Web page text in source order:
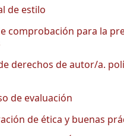
de estilo
comprobación para la
derechos de autor/a.
de evaluación
de ética y buenas